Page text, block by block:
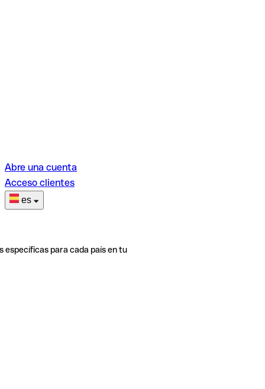
Abre una cuenta
Acceso clientes
es
específicas para cada país en tu